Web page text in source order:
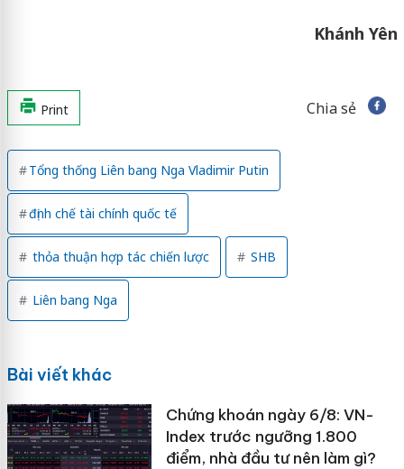
Khánh Yên
Print Chia sẻ
Tổng thống Liên bang Nga Vladimir Putin
định chế tài chính quốc tế
thỏa thuận hợp tác chiến lược SHB
Liên bang Nga
Bài viết khác
Chứng khoán ngày 6/8: VN-
Index trước ngưỡng 1.800
điểm, nhà đầu tư nên làm gì?